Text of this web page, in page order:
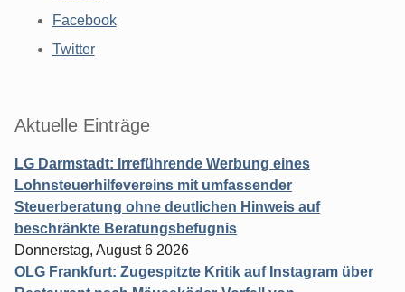
Facebook
Twitter
Aktuelle Einträge
LG Darmstadt: Irreführende Werbung eines
Lohnsteuerhilfevereins mit umfassender
Steuerberatung ohne deutlichen Hinweis auf
beschränkte Beratungsbefugnis
Donnerstag, August 6 2026
OLG Frankfurt: Zugespitzte Kritik auf Instagram über